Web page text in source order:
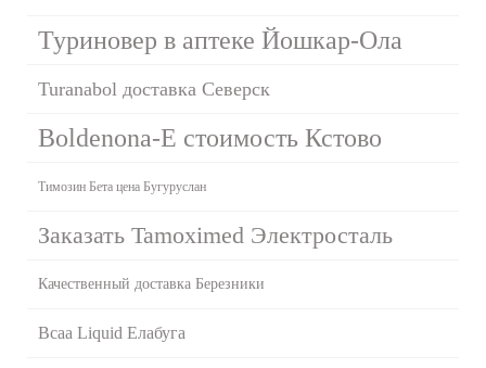
Туриновер в аптеке Йошкар-Ола
Turanabol доставка Северск
Boldenona-E стоимость Кстово
Tимозин Бета цена Бугуруслан
Заказать Tamoximed Электросталь
Качественный доставка Березники
Bcaa Liquid Елабуга